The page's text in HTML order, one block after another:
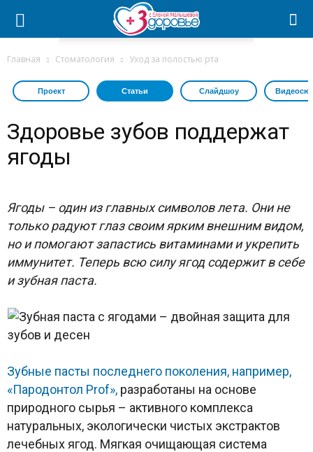
Главная Стоматология Уход за полостью рта
Проект Статьи Слайдшоу
Здоровье зубов поддержат
ягоды
Ягоды – один из главных символов лета. Они не
только радуют глаз своим ярким внешним видом,
но и помогают запастись витаминами и укрепить
иммунитет. Теперь всю силу ягод содержит в себе
и зубная паста.
Зубные пасты последнего поколения, например,
«Пародонтол Prof», разработаны на основе
природного сырья – активного комплекса
натуральных, экологически чистых экстрактов
лечебных ягод. Мягкая очищающая система